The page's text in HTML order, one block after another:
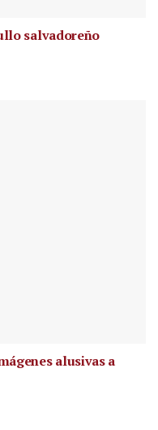
salvadoreño
alusivas a